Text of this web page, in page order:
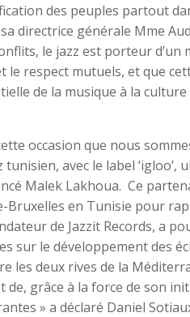
des peuples partout
sa directrice générale Mme
le jazz est porteur
le respect mutuels, et que
de la musique à la
occasion que nous
tunisien, avec le label
Malek Lakhoua. Ce
Bruxelles en Tunisie pour
de Jazzit Records, a
sur le développement des
les deux rives de la
de, grâce à la force de son
» a déclaré Daniel